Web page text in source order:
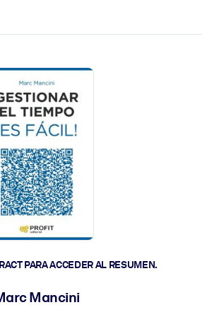
PARA ACCEDER AL RESUMEN.
Mancini